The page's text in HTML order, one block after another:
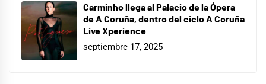
Carminho llega al Palacio de la Ópera
de A Coruña, dentro del ciclo A Coruña
Live Xperience
septiembre 17, 2025